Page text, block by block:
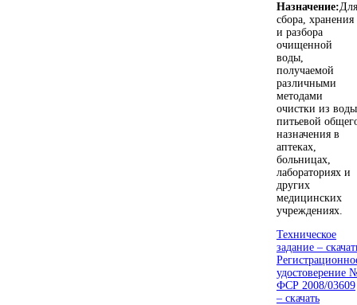
Назначение:Для
сбора, хранения
и разбора
очищенной
воды,
получаемой
различными
методами
очистки из воды
питьевой
назначения в
аптеках,
больницах,
лабораториях и
других
медицинских
учреждениях.
Техническое
задание –
удостоверение
ФСР 2008/03609
– скачать